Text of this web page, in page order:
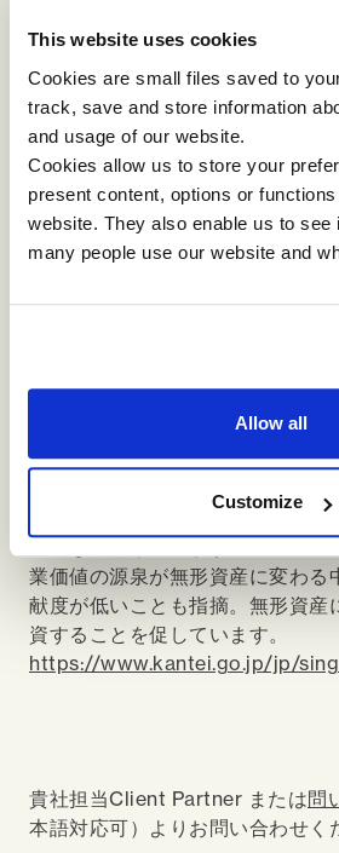
This website uses cookies
Cookies are small files saved to
track, save and store information
and usage of our website.
Cookies allow us to store your
present content, options or
website. They also enable us to see
many people use our website and
Allow all
Customize
2005年5月27日、経済産業省の企
を題とした報告書をまとめていま
価値を「企業価値とは、会社の財
性、効率性、成長力等株主の利益
またはその程度をいい、概念的に
キャッシュフローの割引現在価値
のである」と定義づけています。
https://www.meti.go.jp/policy/
※2 「知的財産推進計画2021～コ
会合が開催され、「知的財産推
ナ後のデジタル・グリーン競争を
化戦略～」が決定されました。こ
の経済回復戦略を進める上で、企
業価値の源泉が無形資産に変わる
献度が低いことも指摘。無形資産
資することを促しています。
https://www.kantei.go.jp/jp/
貴社担当Client Partner または問
本語対応可）よりお問い合わせく